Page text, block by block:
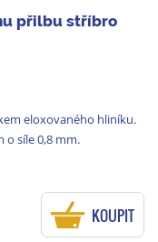
přilbu stříbro
eloxovaného hliníku.
o síle 0,8 mm.
KOUPIT